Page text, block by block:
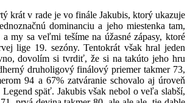
krát v rade je vo finále Jakubis, ktorý ukazuje
dominanciu a jeho miestenka tam,
my sa veľmi tešíme na úžasné zápasy, ktoré
lige 19. sezóny. Tentokrát však hral jeden
dovolím si tvrdiť, že si na takúto jeho hru
druholigový finálový priemer takmer 73,
94 a 67% zatváranie schovalo aj úroveň
späť. Jakubis však nebol o veľa slabší,